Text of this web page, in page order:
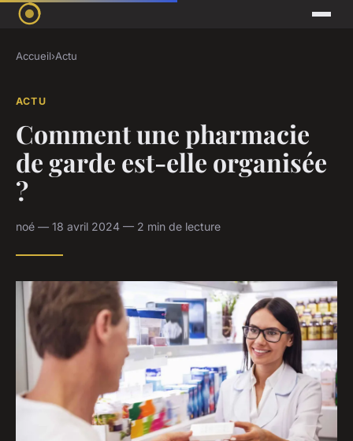
Accueil›Actu
ACTU
Comment une pharmacie
de garde est-elle organisée
?
noé — 18 avril 2024 — 2 min de lecture